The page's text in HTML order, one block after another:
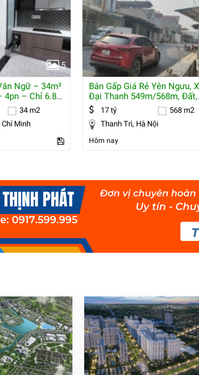
5
Ngữ – 34m²
4pn – Chỉ 6.8
34 m2
Hồ Chí Minh
Bán Gấp Giá Rẻ Yên Ngưu,
Đại Thanh 549m/568m, Đất,
Mặt Tiền
17 tỷ
568 m2
Thanh Trì, Hà Nội
Hôm nay